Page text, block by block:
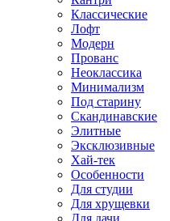
Классические
Лофт
Модерн
Прованс
Неоклассика
Минимализм
Под старину
Скандинавские
Элитные
Эксклюзивные
Хай-тек
Особенности
Для студии
Для хрущевки
Для дачи